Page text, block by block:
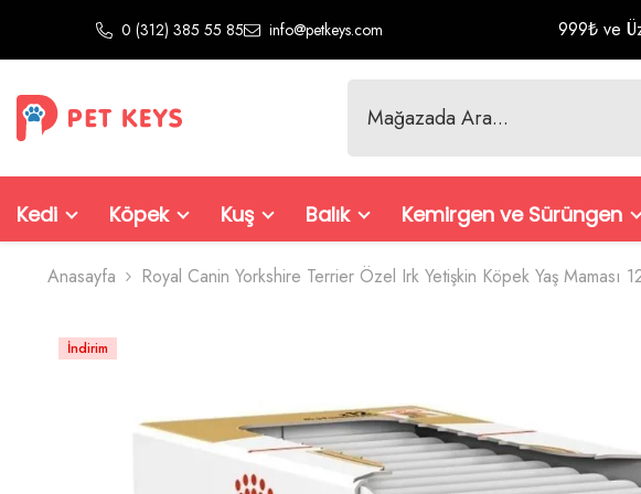
0 (312) 385 55 85 info@petkeys.com 999₺ ve
Kedi Köpek Kuş Balık Kemirgen ve Sürüngen
Anasayfa Royal Canin Yorkshire Terrier Özel Irk Yetişkin Köpek Yaş Maması
İndirim